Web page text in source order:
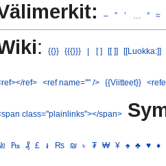
– ” ’ ° ≈
: {{}} {{{}}} | [ ] [[ ]] [[Luokka:]]
ref> <ref name="" /> {{Viitteet}}
class="plainlinks"></span>
₧ ₰ £ ៛ ₨ ₪ ৳ ₮ ₩ ¥ ♠ ♣ ♥ ♦